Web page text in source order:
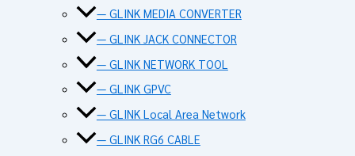
— GLINK MEDIA CONVERTER
— GLINK JACK CONNECTOR
— GLINK NETWORK TOOL
— GLINK GPVC
— GLINK Local Area Network
— GLINK RG6 CABLE